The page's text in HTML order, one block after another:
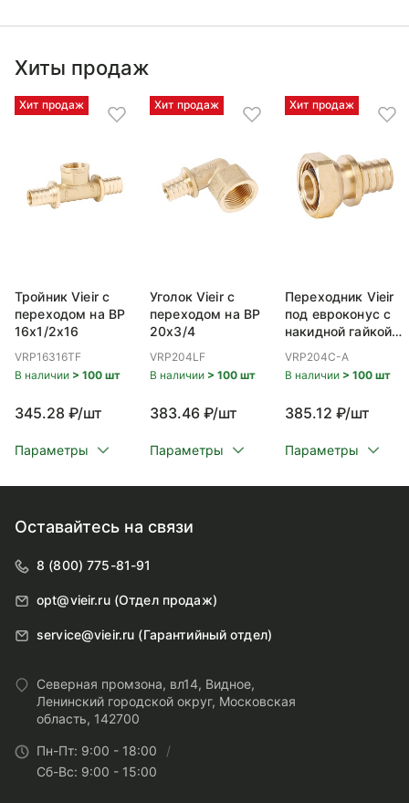
Хиты продаж
Хит продаж
Тройник Vieir с
переходом на ВР
16x1/2x16
VRP16316TF
В наличии > 100 шт
345.28 ₽/шт
Параметры
Хит продаж
Уголок Vieir с
переходом на ВР
20x3/4
VRP204LF
В наличии > 100 шт
383.46 ₽/шт
Параметры
Хит продаж
Переходник Vieir
под евроконус с
накидной гайкой
VRP204C-A
В наличии > 100 шт
385.12 ₽/шт
Параметры
Оставайтесь на связи
8 (800) 775-81-91
opt@vieir.ru (Отдел продаж)
service@vieir.ru (Гарантийный отдел)
Северная промзона, вл14, Видное,
Ленинский городской округ, Московская
область, 142700
Пн-Пт: 9:00 - 18:00
Сб-Вс: 9:00 - 15:00